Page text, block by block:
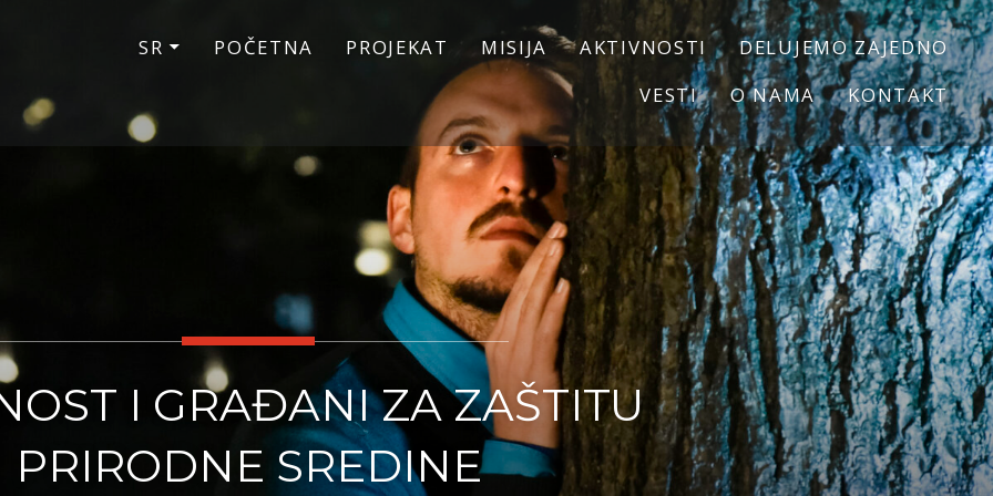
SR POČETNA PROJEKAT MISIJA AKTIVNOSTI
DELUJEMO ZAJEDNO
VESTI
O NAMA KONTAKT
I GRAĐANI ZA ZAŠTITU
PRIRODNE SREDINE